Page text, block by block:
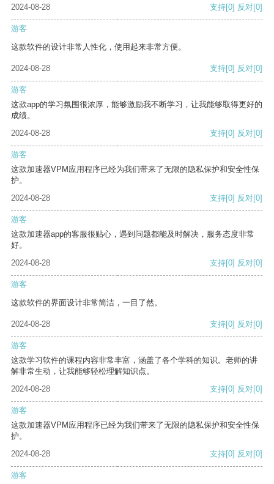
2024-08-28
支持[0] 反对[0]
游客
这款软件的设计非常人性化，使用起来非常方便。
2024-08-28 支持[0] 反对[0]
游客
这款app的学习氛围很浓厚，能够激励我不断学习，让我能够取得更好的
成绩。
2024-08-28
支持[0] 反对[0]
游客
这款加速器VPM应用程序已经为我们带来了无限的隐私保护和安全性保
护。
2024-08-28
支持[0] 反对[0]
游客
这款加速器app的客服很贴心，遇到问题都能及时解决，服务态度非常
好。
2024-08-28
支持[0] 反对[0]
游客
这款软件的界面设计非常简洁，一目了然。
2024-08-28 支持[0] 反对[0]
游客
这款学习软件的课程内容非常丰富，涵盖了各个学科的知识。老师的讲
解非常生动，让我能够轻松理解知识点。
2024-08-28
支持[0] 反对[0]
游客
这款加速器VPM应用程序已经为我们带来了无限的隐私保护和安全性保
护。
2024-08-28
支持[0] 反对[0]
游客